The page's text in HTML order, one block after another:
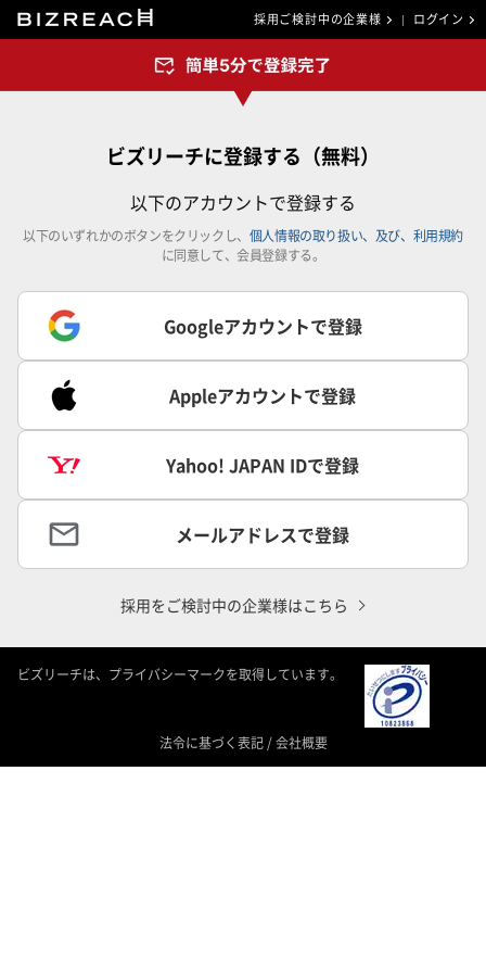
採用ご検討中の企業様 ログイン
ビズリーチに登録する（無料）
以下のアカウントで登録する
以下のいずれかのボタンをクリックし、 個人情報の取り扱い、及び、利用規約
に同意して、会員登録する。
Googleアカウントで登録
Appleアカウントで登録
Yahoo! JAPAN IDで登録
メールアドレスで登録
採用をご検討中の企業様はこちら
ビズリーチは、プライバシーマークを取得しています。
法令に基づく表記 /会社概要